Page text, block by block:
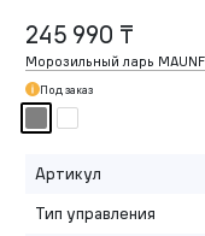
245 990 ₸
Морозильный ларь
Под заказ
Артикул
Тип управления